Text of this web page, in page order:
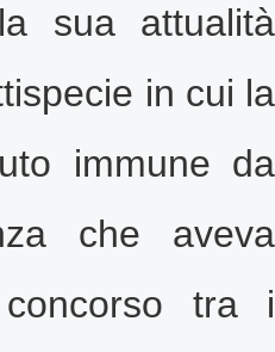
sua attualità
in cui la
immune da
che aveva
tra i